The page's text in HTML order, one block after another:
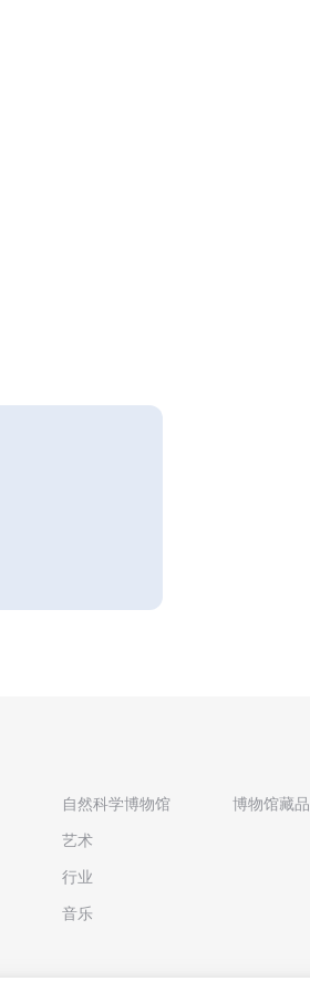
自然科学博物馆
艺术
行业
音乐
博物馆藏品